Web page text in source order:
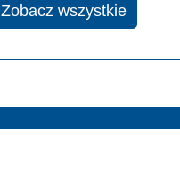
Zobacz wszystkie